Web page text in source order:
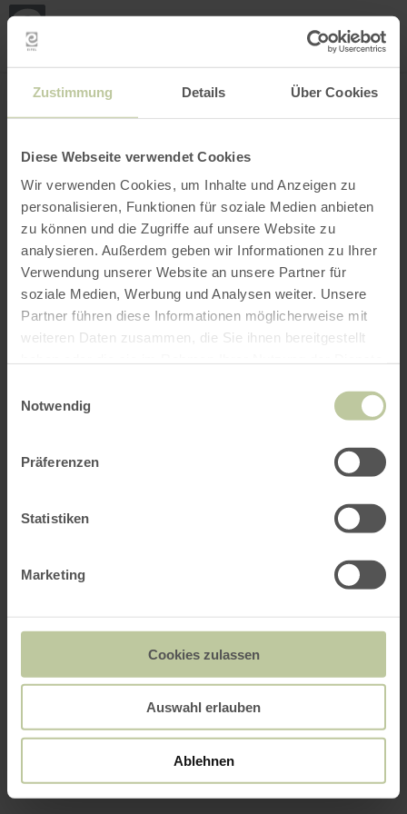
Zustimmung Details Über Cookies
Diese Webseite verwendet Cookies
Wir verwenden Cookies, um Inhalte und Anzeigen zu
personalisieren, Funktionen für soziale Medien anbieten
zu können und die Zugriffe auf unsere Website zu
analysieren. Außerdem geben wir Informationen zu Ihrer
Verwendung unserer Website an unsere Partner für
soziale Medien, Werbung und Analysen weiter. Unsere
Partner führen diese Informationen möglicherweise mit
weiteren Daten zusammen, die Sie ihnen bereitgestellt
Notwendig
Präferenzen
Statistiken
Marketing
Cookies zulassen
Auswahl erlauben
Ablehnen
INTERACTIEVE KAART
Mijn
Filter openen